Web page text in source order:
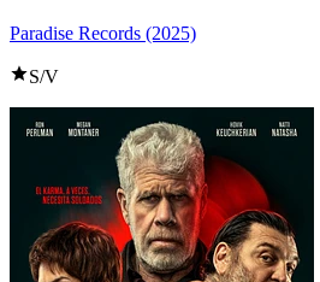
Paradise Records (2025)
S/V